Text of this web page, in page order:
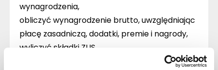
wynagrodzenia,
obliczyć wynagrodzenie brutto, uwzględniając
płacę zasadniczą, dodatki, premie i nagrody,
wyliczyć składki ZUS,